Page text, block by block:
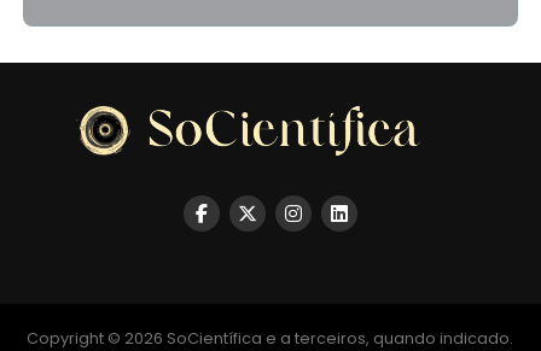
Copyright © 2026 SoCientífica e a terceiros, quando indicado.